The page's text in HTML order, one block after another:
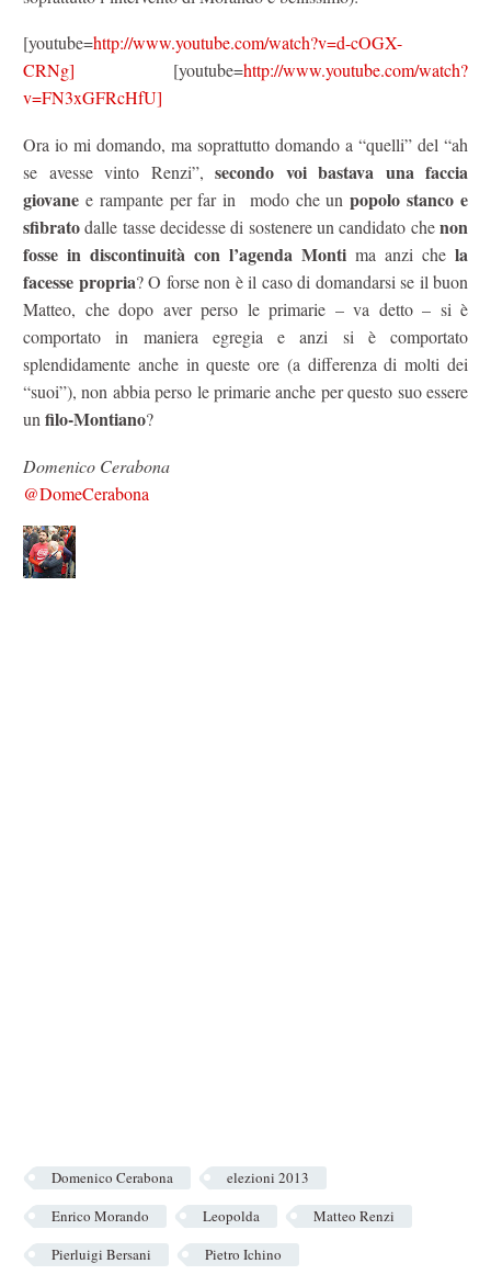
[youtube=http://www.youtube.com/watch?v=d-cOGX-
CRNg] [youtube=http://www.youtube.com/watch?
v=FN3xGFRcHfU]
Ora io mi domando, ma soprattutto domando a “quelli” del “ah
se avesse vinto Renzi”, secondo voi bastava una faccia
giovane e rampante per far in modo che unpopolo stanco e
sfibratodalle tasse decidesse di sostenere un candidato chenon
fosse in discontinuità con l’agenda Monti ma anzi che la
facesse propria? O forse non è il caso di domandarsi se il buon
Matteo, che dopo aver perso le primarie – va detto – si è
comportato in maniera egregia e anzi si è comportato
splendidamente anche in queste ore (a differenza di molti dei
“suoi”), non abbia perso le primarie anche per questo suo essere
un filo-Montiano?
Domenico Cerabona
@DomeCerabona
Domenico Cerabona
elezioni 2013
Enrico Morando
Leopolda
Matteo Renzi
Pierluigi Bersani
Pietro Ichino